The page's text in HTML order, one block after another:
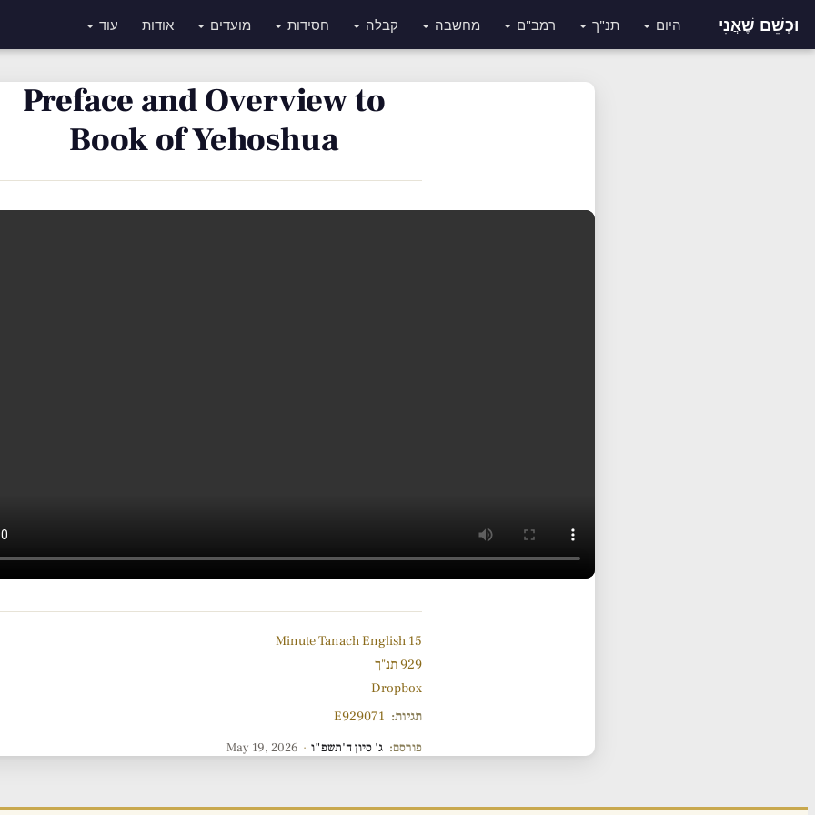
וּכְשֵׁם שֶׁאֲנִי היום תנ"ך רמב"ם מחשבה קבלה חסידות מועדים אודות עוד
Preface and Overview to
Book of Yehoshua
15 Minute Tanach English
929 תנ"ך
Dropbox
תגיות: E929071
פורסם: ג' סיון ה'תשפ"ו ·
May 19, 2026